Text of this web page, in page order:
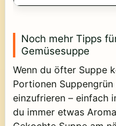
Noch mehr Tipps
Gemüsesuppe
Wenn du öfter Suppe
Portionen
einzufrieren – einfach
du immer etwas